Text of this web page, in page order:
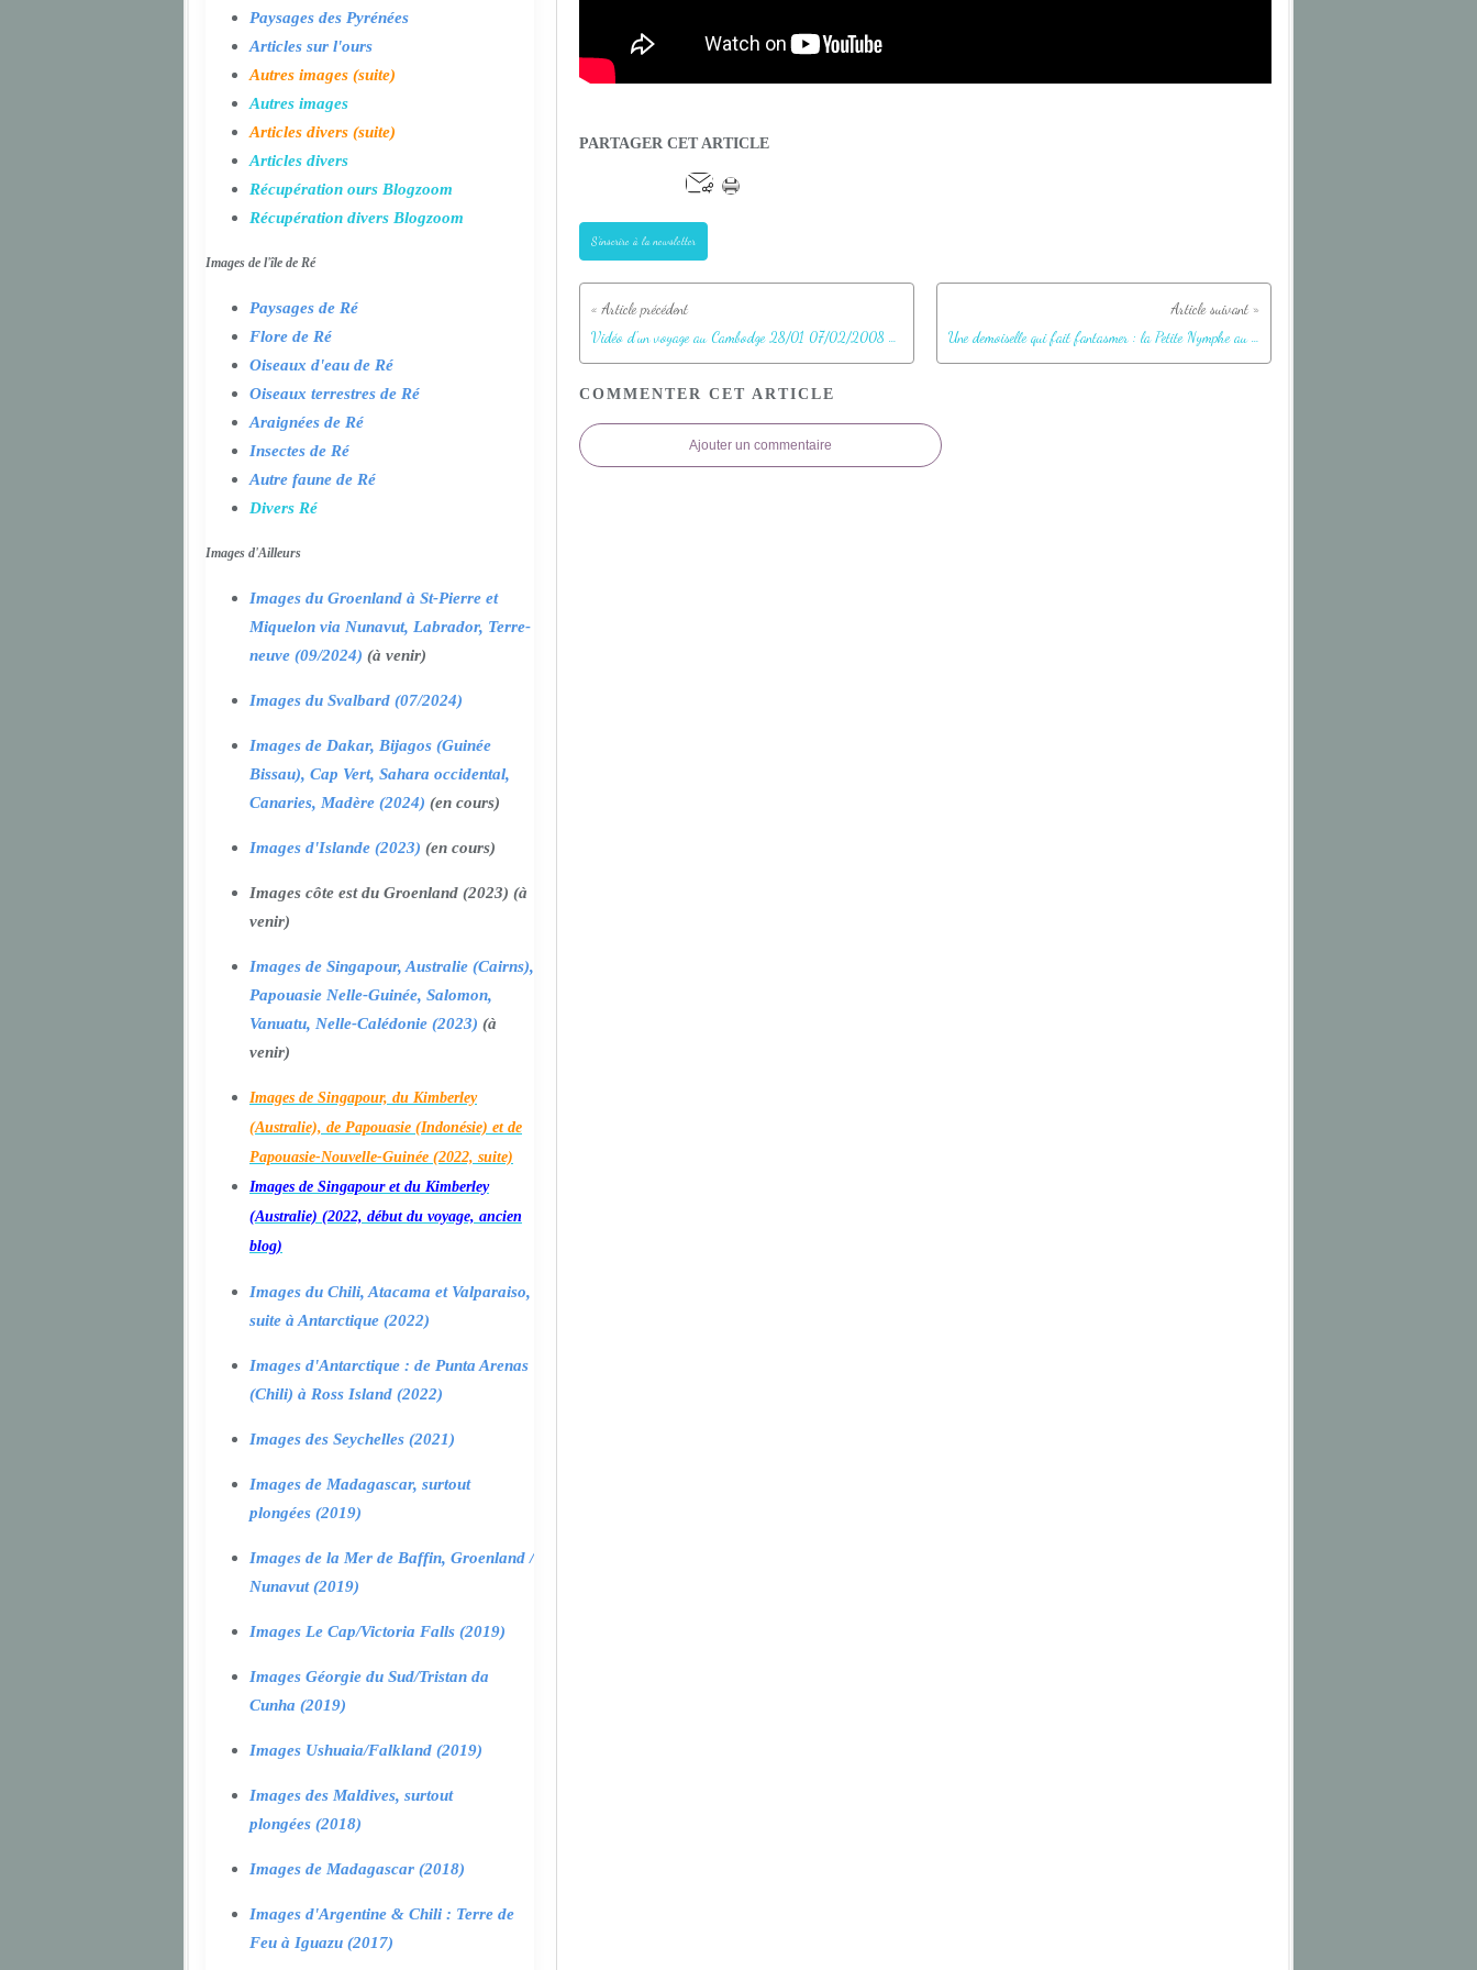
PARTAGER CET ARTICLE
S'inscrire à la newsletter
Vidéo d'un voyage au Cambodge 28/01 07/02/2008 - Partie 4 : Temple Angkor Thom, Temple Phiméanakas, Terrasse des Eléphants, Terrasse du Roi Lépreux Une demoiselle qui fait fantasmer : la Petite Nymphe au corps de feu (Pyrrhosoma nymphula) femelle - Lartigau - Milhas - 31
COMMENTER CET ARTICLE
Ajouter un commentaire
Paysages des Pyrénées
Articles sur l'ours
Autres images (suite)
Autres images
Articles divers (suite)
Articles divers
Récupération ours Blogzoom
Récupération divers Blogzoom
Images de l'île de Ré
Paysages de Ré
Flore de Ré
Oiseaux d'eau de Ré
Oiseaux terrestres de Ré
Araignées de Ré
Insectes de Ré
Autre faune de Ré
Divers Ré
Images d'Ailleurs
Images du Groenland à St-Pierre et
Miquelon via Nunavut, Labrador, Terre-
neuve (09/2024) (à venir)
Images du Svalbard (07/2024)
Images de Dakar, Bijagos (Guinée
Bissau), Cap Vert, Sahara occidental,
Canaries, Madère (2024) (en cours)
Images d'Islande (2023) (en cours)
Images côte est du Groenland (2023) (à
venir)
Images de Singapour, Australie (Cairns),
Papouasie Nelle-Guinée, Salomon,
Vanuatu, Nelle-Calédonie (2023) (à
venir)
Images de Singapour, du Kimberley
(Australie), de Papouasie (Indonésie) et de
Papouasie-Nouvelle-Guinée (2022, suite)
Images de Singapour et du Kimberley
(Australie) (2022, début du voyage, ancien
blog)
Images du Chili, Atacama et Valparaiso,
suite à Antarctique (2022)
Images d'Antarctique : de Punta Arenas
(Chili) à Ross Island (2022)
Images des Seychelles (2021)
Images de Madagascar, surtout
plongées (2019)
Images de la Mer de Baffin, Groenland /
Nunavut (2019)
Images Le Cap/Victoria Falls (2019)
Images Géorgie du Sud/Tristan da
Cunha (2019)
Images Ushuaia/Falkland (2019)
Images des Maldives, surtout
plongées (2018)
Images de Madagascar (2018)
Images d'Argentine & Chili : Terre de
Feu à Iguazu (2017)